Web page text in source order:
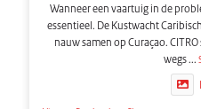
Wanneer een vaartuig in de
essentieel. De Kustwacht
nauw samen op Curaçao.
wegs...